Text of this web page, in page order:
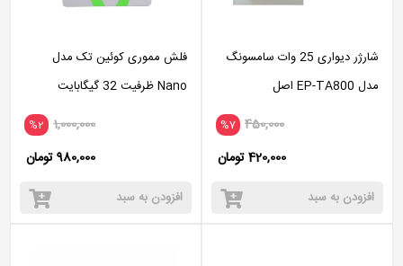
شارژر دیواری 25 وات سامسونگ
مدل EP-TA800 اصل
%7 450,000
420,000 تومان
افزودن به سبد
فلش مموری کوئین تک مدل
Nano ظرفیت 32 گیگابایت
%2 1,000,000
980,000 تومان
افزودن به سبد